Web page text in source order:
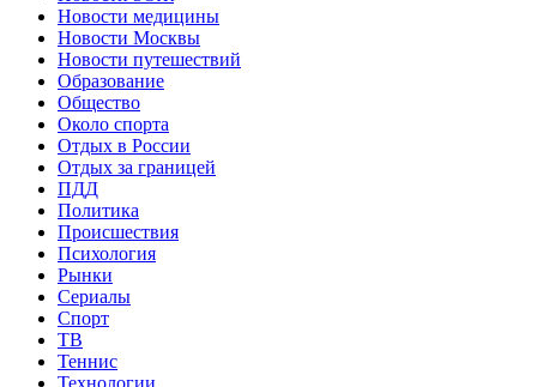
Новости медицины
Новости Москвы
Новости путешествий
Образование
Общество
Около спорта
Отдых в России
Отдых за границей
ПДД
Политика
Происшествия
Психология
Рынки
Сериалы
Спорт
ТВ
Теннис
Технологии